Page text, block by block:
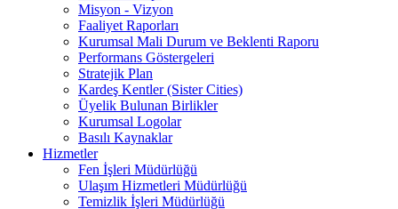
Misyon - Vizyon
Faaliyet Raporları
Kurumsal Mali Durum ve Beklenti Raporu
Performans Göstergeleri
Stratejik Plan
Kardeş Kentler (Sister Cities)
Üyelik Bulunan Birlikler
Kurumsal Logolar
Basılı Kaynaklar
Hizmetler
Fen İşleri Müdürlüğü
Ulaşım Hizmetleri Müdürlüğü
Temizlik İşleri Müdürlüğü